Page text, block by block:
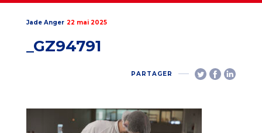
Jade Anger 22 mai 2025
_GZ94791
PARTAGER